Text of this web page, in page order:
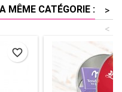
MÊME CATÉGORIE :
>
<
favorite_border